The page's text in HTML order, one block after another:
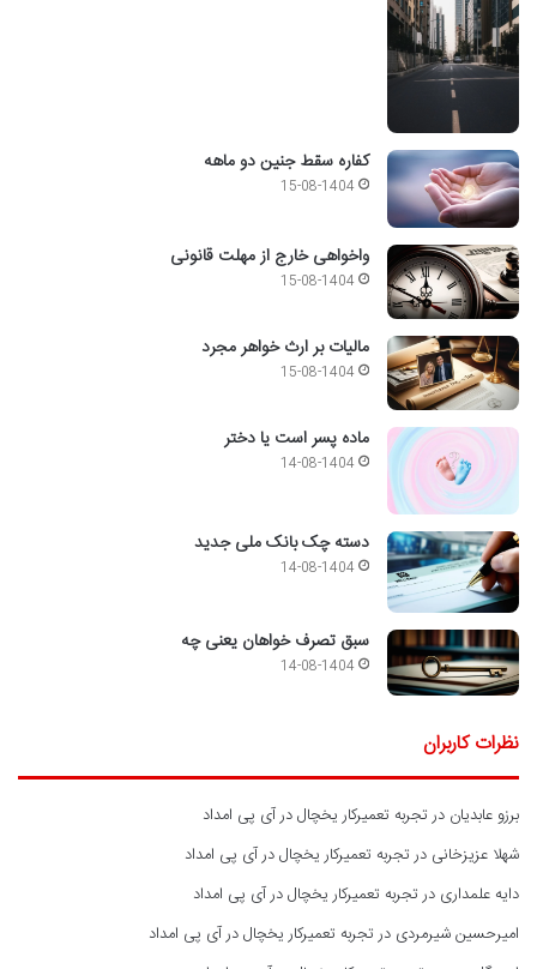
کفاره سقط جنین دو ماهه
15-08-1404
واخواهی خارج از مهلت قانونی
15-08-1404
مالیات بر ارث خواهر مجرد
15-08-1404
ماده پسر است یا دختر
14-08-1404
دسته چک بانک ملی جدید
14-08-1404
سبق تصرف خواهان یعنی چه
14-08-1404
نظرات کاربران
برزو عابدیان درتجربه تعمیرکار یخچال در آی پی امداد
شهلا عزیزخانی درتجربه تعمیرکار یخچال در آی پی امداد
دایه علمداری درتجربه تعمیرکار یخچال در آی پی امداد
امیرحسین شیرمردی درتجربه تعمیرکار یخچال در آی پی امداد